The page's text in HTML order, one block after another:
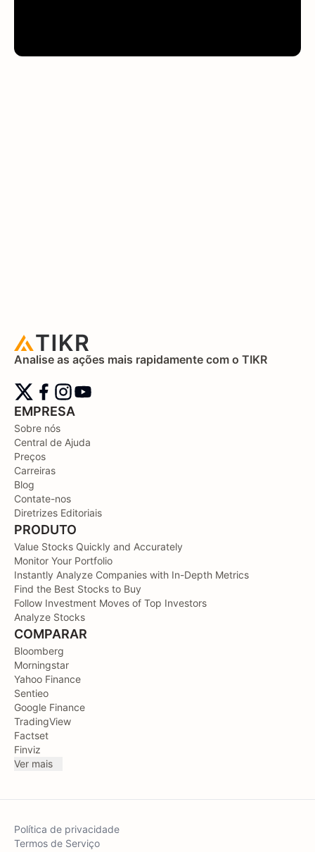
Analise as ações mais rapidamente com o TIKR
EMPRESA
Sobre nós
Central de Ajuda
Preços
Carreiras
Blog
Contate-nos
Diretrizes Editoriais
PRODUTO
Value Stocks Quickly and Accurately
Monitor Your Portfolio
Instantly Analyze Companies with In-Depth Metrics
Find the Best Stocks to Buy
Follow Investment Moves of Top Investors
Analyze Stocks
COMPARAR
Bloomberg
Morningstar
Yahoo Finance
Sentieo
Google Finance
TradingView
Factset
Finviz
Ver mais
Política de privacidade
Termos de Serviço